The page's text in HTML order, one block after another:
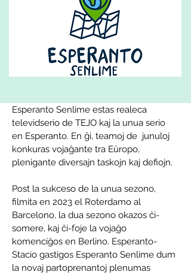
Esperanto Senlime estas realeca
televidserio de TEJO kaj la unua serio
en Esperanto. En ĝi, teamoj de  junuloj
konkuras vojaĝante tra Eŭropo,
plenigante diversajn taskojn kaj defiojn.
Post la sukceso de la unua sezono,
filmita en 2023 el Roterdamo al
Barcelono, la dua sezono okazos ĉi-
somere, kaj ĉi-foje la vojaĝo
komenciĝos en Berlino. Esperanto-
Stacio gastigos Esperanto Senlime dum
la novaj partoprenantoj plenumas